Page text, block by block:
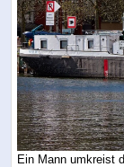
Ein Mann umkreist